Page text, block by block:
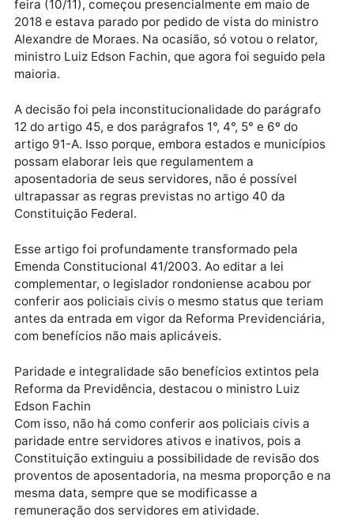
variados artigos da Lei Complementar 432/2008 do
Estado de Rondônia, com redação dada pela Lei
Complementar 672/2012.
feira (10/11), começou presencialmente em maio de
2018 e estava parado por pedido de vista do ministro
Alexandre de Moraes. Na ocasião, só votou o relator,
ministro Luiz Edson Fachin, que agora foi seguido
maioria.
A decisão foi pela inconstitucionalidade do
12 do artigo 45, e dos parágrafos 1°, 4°, 5° e 6º do
artigo 91-A. Isso porque, embora estados e
possam elaborar leis que regulamentem a
aposentadoria de seus servidores, não é possível
ultrapassar as regras previstas no artigo 40 da
Constituição Federal.
Esse artigo foi profundamente transformado pela
Emenda Constitucional 41/2003. Ao editar a lei
complementar, o legislador rondoniense acabou por
conferir aos policiais civis o mesmo status que
antes da entrada em vigor da Reforma
com benefícios não mais aplicáveis.
Paridade e integralidade são benefícios extintos pela